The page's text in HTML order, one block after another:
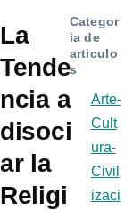
La
Tende
ncia a
disoci
ar la
Religi
Categor
ia de
articulo
s
Arte-
Cult
ura-
Civil
izaci